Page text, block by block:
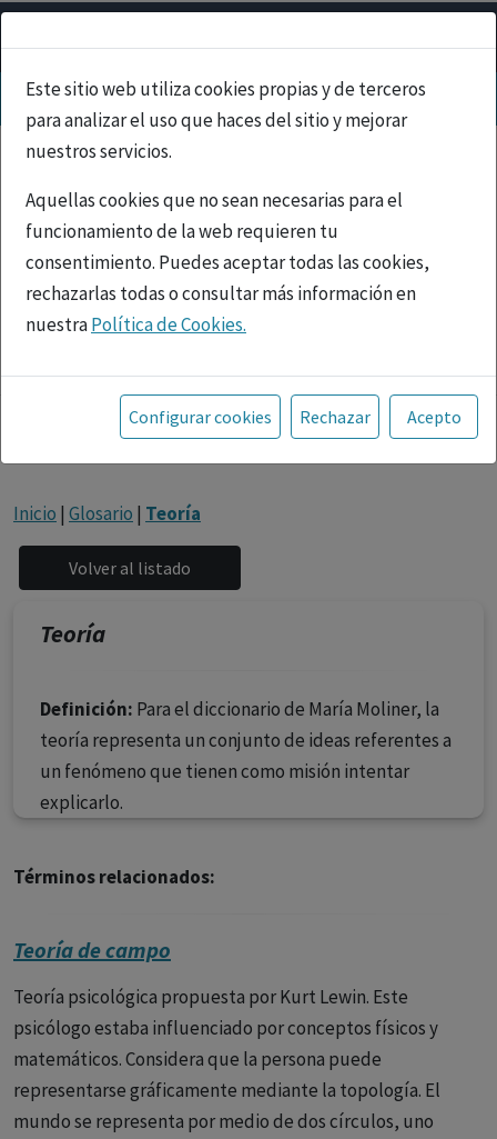
Este sitio web utiliza cookies propias y de terceros
para analizar el uso que haces del sitio y mejorar
nuestros servicios.
Aquellas cookies que no sean necesarias para el
funcionamiento de la web requieren tu
consentimiento. Puedes aceptar todas las cookies,
rechazarlas todas o consultar más información en
nuestraPolítica de Cookies.
Toda la información incluida en la Página Web está
referida a productos del mercado español y, por
tanto, dirigida a profesionales sanitarios legalmente
facultados para prescribir o dispensar medicamentos
con ejercicio profesional. La información técnica de los
fármacos se facilita a título meramente informativo,
siendo responsabilidad de los profesionales
facultados prescribir medicamentos y decidir, en cada
caso concreto, el tratamiento más adecuado a las
Configurar cookies Rechazar Acepto
Inicio | Glosario | Teoría
Teoría
Definición: Para el diccionario de María Moliner, la
teoría representa un conjunto de ideas referentes a
un fenómeno que tienen como misión intentar
explicarlo.
Términos relacionados:
Teoría de campo
Teoría psicológica propuesta por Kurt Lewin. Este
psicólogo estaba influenciado por conceptos físicos y
matemáticos. Considera que la persona puede
representarse gráficamente mediante la topología. El
mundo se representa por medio de dos círculos, uno